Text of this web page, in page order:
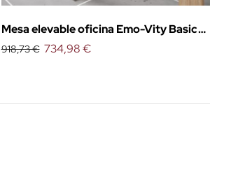
Mesa elevable oficina Emo-Vity Basic
de Emobok
918,73 € 734,98 €